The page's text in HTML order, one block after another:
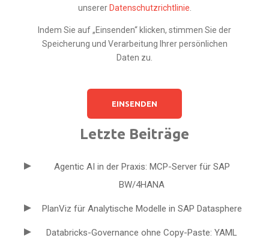
unserer Datenschutzrichtlinie
Indem Sie auf „Einsenden“ klicken, stimmen Sie der
Speicherung und Verarbeitung Ihrer persönlichen
Daten zu.
Letzte Beiträge
Agentic AI in der Praxis: MCP-Server für SAP
BW/4HANA
PlanViz für Analytische Modelle in SAP Datasphere
Databricks-Governance ohne Copy-Paste: YAML